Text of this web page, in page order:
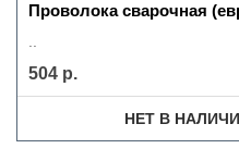
Проволока сварочная
504 р.
НЕТ В